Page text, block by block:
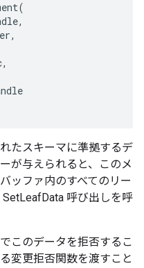
たスキーマに準拠するデ
が与えられると、このメ
ッファ内のすべてのリー
呼び出しを呼
このデータを拒否するこ
変更拒否関数を渡すこと